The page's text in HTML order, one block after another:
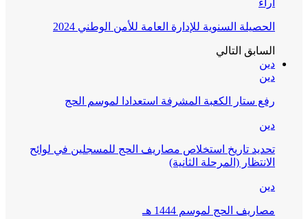
آراء
الحصيلة السنوية للإدارة العامة للأمن الوطني 2024
السابق التالي
دين
دين
رفع ستار الكعبة المشرفة استعدادا لموسم الحج
دين
تحديد تاريخ استخلاص مصاريف الحج للمسجلين في لوائح
الانتظار (المرحلة الثانية)
دين
مصاريف الحج لموسم 1444 هـ